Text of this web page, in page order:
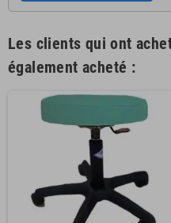
Les clients qui ont
également acheté :